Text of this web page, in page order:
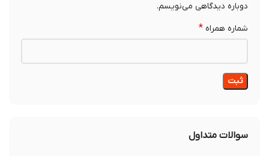
دوباره دیدگاهی می‌نویسم.
شماره همراه*
سوالات متداول